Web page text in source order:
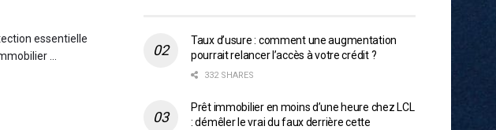
essentielle
...
Taux d’usure : comment une augmentation
pourrait relancer l’accès à votre crédit ?
332 SHARES
Prêt immobilier en moins d’une heure chez LCL
: démêler le vrai du faux derrière cette